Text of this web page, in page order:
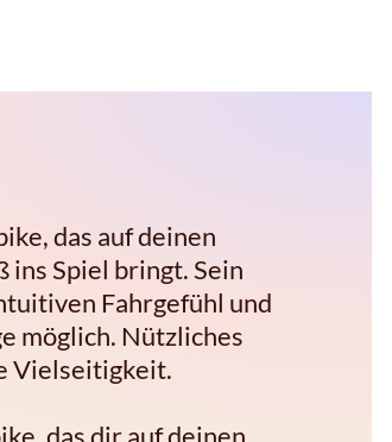
das auf deinen
ins Spiel bringt. Sein
Fahrgefühl und
möglich. Nützliches
Vielseitigkeit.